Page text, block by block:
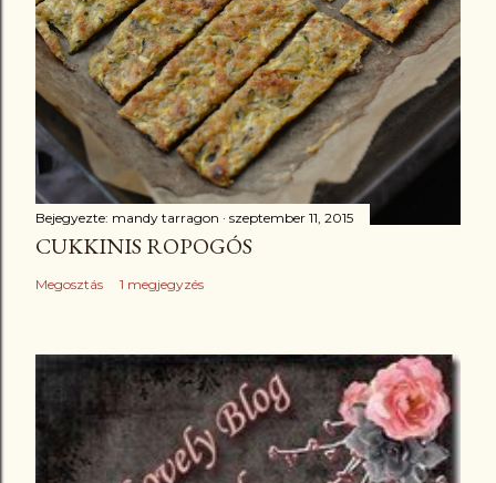
Bejegyezte: mandy tarragon szeptember 11, 2015
CUKKINIS ROPOGÓS
Megosztás 1 megjegyzés